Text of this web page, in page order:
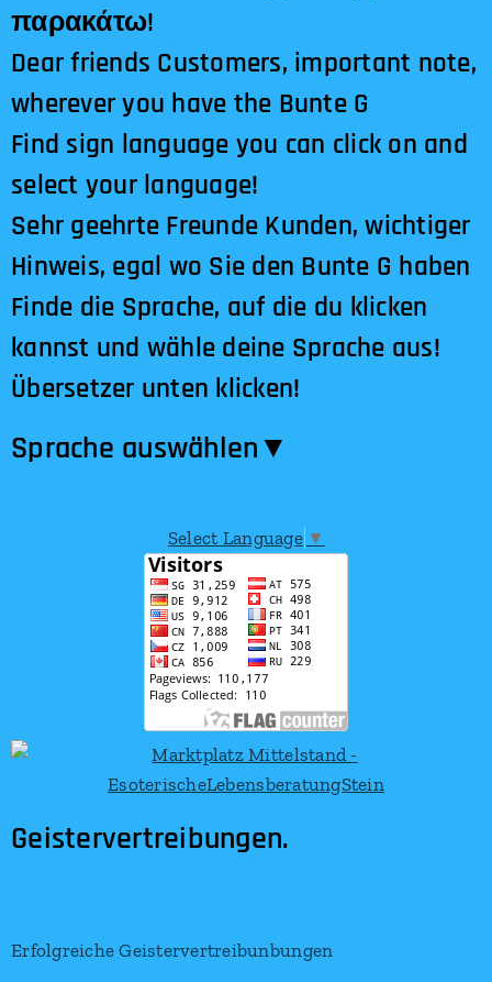
παρακάτω!
Dear friends Customers, important note,
wherever you have the Bunte G
Find sign language you can click on and
select your language!
Sehr geehrte Freunde Kunden, wichtiger
Hinweis, egal wo Sie den Bunte G haben
Finde die Sprache, auf die du klicken
kannst und wähle deine Sprache aus!
Übersetzer unten klicken!
Sprache auswählen​▼
Select Language ▼
Geistervertreibungen.
Erfolgreiche Geistervertreibunbungen